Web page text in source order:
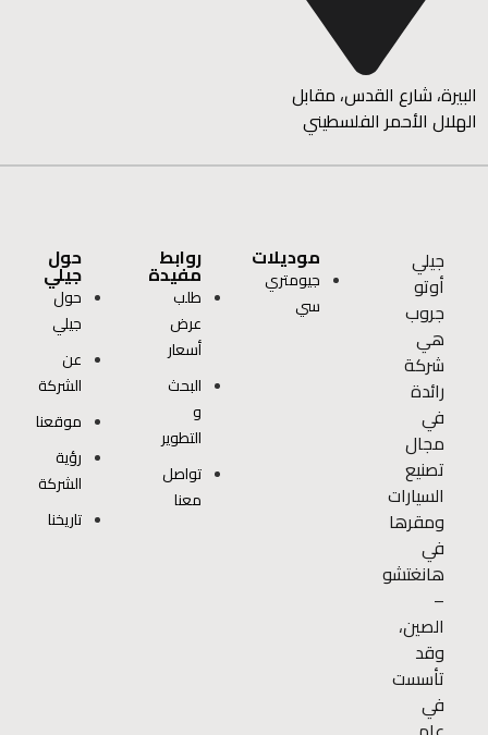
البيرة، شارع القدس، مقابل
الهلال الأحمر الفلسطيني
جيلي
أوتو
جروب
هي
شركة
رائدة
في
مجال
تصنيع
السيارات
ومقرها
في
هانغتشو
–
الصين،
وقد
تأسست
في
موديلات
جيومتري
سي
روابط
مفيدة
طلب
عرض
أسعار
البحث
و
التطوير
تواصل
معنا
حول
جيلي
حول
جيلي
عن
الشركة
موقعنا
رؤية
الشركة
تاريخنا